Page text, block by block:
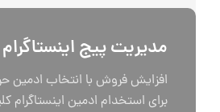
مدیریت پیج
افزایش فروش با انتخاب ادمین
برای استخدام ادمین اینستاگرام